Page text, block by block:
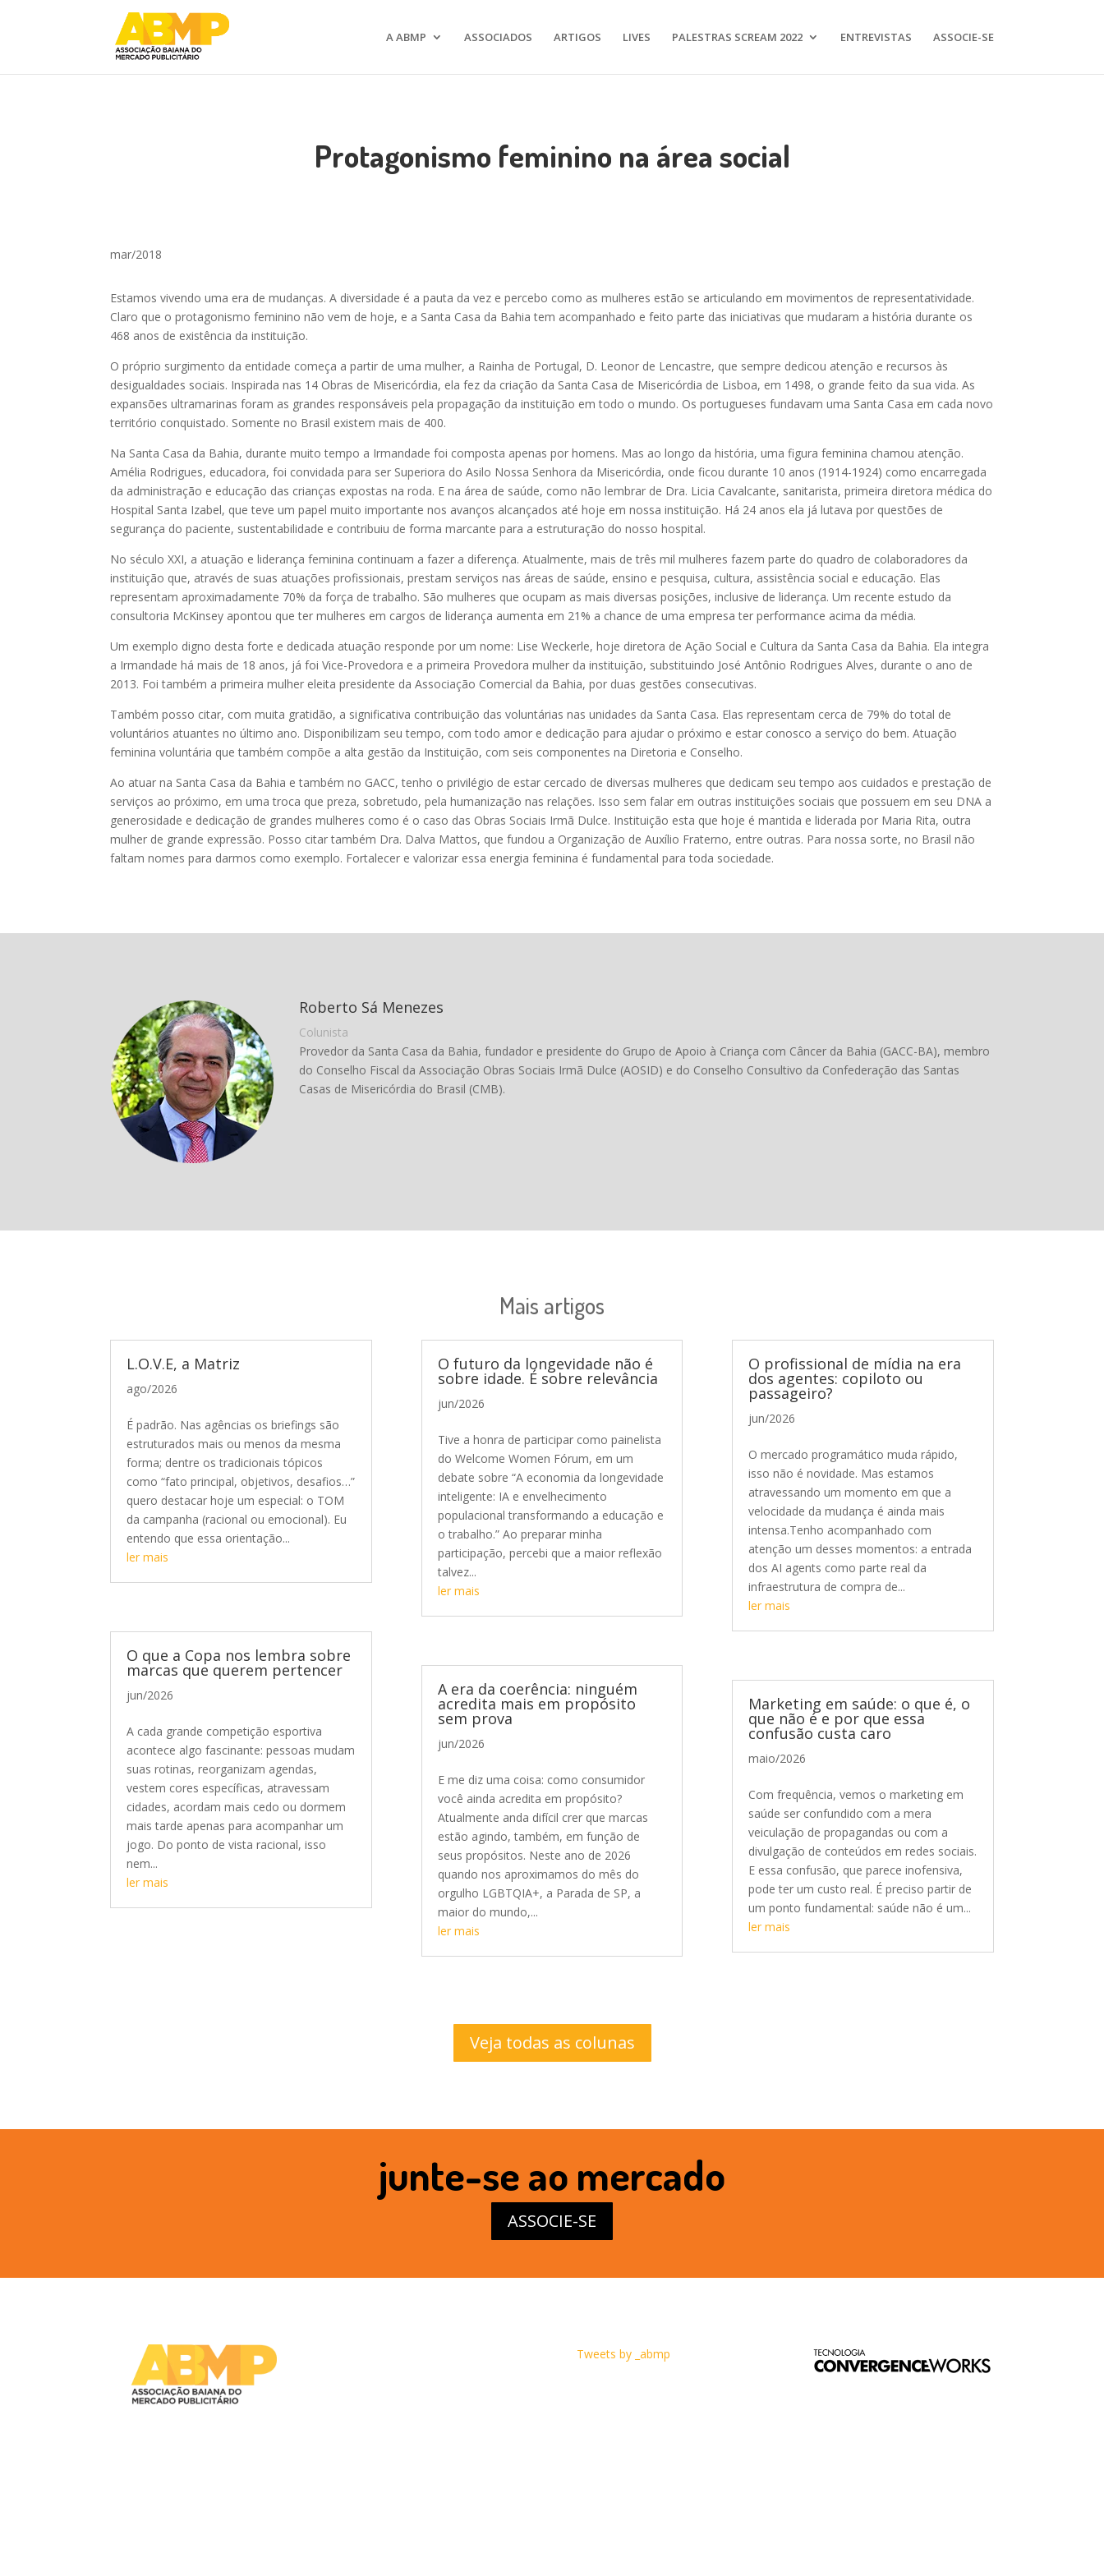
A ABMP ASSOCIADOS ARTIGOS LIVES PALESTRAS SCREAM 2022 ENTREVISTAS ASSOCIE-SE
Protagonismo feminino na área social
mar/2018
Estamos vivendo uma era de mudanças. A diversidade é a pauta da vez e percebo como as mulheres estão se articulando em movimentos de representatividade.
Claro que o protagonismo feminino não vem de hoje, e a Santa Casa da Bahia tem acompanhado e feito parte das iniciativas que mudaram a história durante os
468 anos de existência da instituição.
O próprio surgimento da entidade começa a partir de uma mulher, a Rainha de Portugal, D. Leonor de Lencastre, que sempre dedicou atenção e recursos às
desigualdades sociais. Inspirada nas 14 Obras de Misericórdia, ela fez da criação da Santa Casa de Misericórdia de Lisboa, em 1498, o grande feito da sua vida. As
expansões ultramarinas foram as grandes responsáveis pela propagação da instituição em todo o mundo. Os portugueses fundavam uma Santa Casa em cada novo
território conquistado. Somente no Brasil existem mais de 400.
Na Santa Casa da Bahia, durante muito tempo a Irmandade foi composta apenas por homens. Mas ao longo da história, uma figura feminina chamou atenção.
Amélia Rodrigues, educadora, foi convidada para ser Superiora do Asilo Nossa Senhora da Misericórdia, onde ficou durante 10 anos (1914-1924) como encarregada
da administração e educação das crianças expostas na roda. E na área de saúde, como não lembrar de Dra. Licia Cavalcante, sanitarista, primeira diretora médica do
Hospital Santa Izabel, que teve um papel muito importante nos avanços alcançados até hoje em nossa instituição. Há 24 anos ela já lutava por questões de
segurança do paciente, sustentabilidade e contribuiu de forma marcante para a estruturação do nosso hospital.
No século XXI, a atuação e liderança feminina continuam a fazer a diferença. Atualmente, mais de três mil mulheres fazem parte do quadro de colaboradores da
instituição que, através de suas atuações profissionais, prestam serviços nas áreas de saúde, ensino e pesquisa, cultura, assistência social e educação. Elas
representam aproximadamente 70% da força de trabalho. São mulheres que ocupam as mais diversas posições, inclusive de liderança. Um recente estudo da
consultoria McKinsey apontou que ter mulheres em cargos de liderança aumenta em 21% a chance de uma empresa ter performance acima da média.
Um exemplo digno desta forte e dedicada atuação responde por um nome: Lise Weckerle, hoje diretora de Ação Social e Cultura da Santa Casa da Bahia. Ela integra
a Irmandade há mais de 18 anos, já foi Vice-Provedora e a primeira Provedora mulher da instituição, substituindo José Antônio Rodrigues Alves, durante o ano de
2013. Foi também a primeira mulher eleita presidente da Associação Comercial da Bahia, por duas gestões consecutivas.
Também posso citar, com muita gratidão, a significativa contribuição das voluntárias nas unidades da Santa Casa. Elas representam cerca de 79% do total de
voluntários atuantes no último ano. Disponibilizam seu tempo, com todo amor e dedicação para ajudar o próximo e estar conosco a serviço do bem. Atuação
feminina voluntária que também compõe a alta gestão da Instituição, com seis componentes na Diretoria e Conselho.
Ao atuar na Santa Casa da Bahia e também no GACC, tenho o privilégio de estar cercado de diversas mulheres que dedicam seu tempo aos cuidados e prestação de
serviços ao próximo, em uma troca que preza, sobretudo, pela humanização nas relações. Isso sem falar em outras instituições sociais que possuem em seu DNA a
generosidade e dedicação de grandes mulheres como é o caso das Obras Sociais Irmã Dulce. Instituição esta que hoje é mantida e liderada por Maria Rita, outra
mulher de grande expressão. Posso citar também Dra. Dalva Mattos, que fundou a Organização de Auxílio Fraterno, entre outras. Para nossa sorte, no Brasil não
faltam nomes para darmos como exemplo. Fortalecer e valorizar essa energia feminina é fundamental para toda sociedade.
Roberto Sá Menezes
Colunista
Provedor da Santa Casa da Bahia, fundador e presidente do Grupo de Apoio à Criança com Câncer da Bahia (GACC-BA), membro
do Conselho Fiscal da Associação Obras Sociais Irmã Dulce (AOSID) e do Conselho Consultivo da Confederação das Santas
Casas de Misericórdia do Brasil (CMB).
Mais artigos
L.O.V.E, a Matriz
ago/2026
É padrão. Nas agências os briefings são
estruturados mais ou menos da mesma
forma; dentre os tradicionais tópicos
como “fato principal, objetivos, desafios…”
quero destacar hoje um especial: o TOM
da campanha (racional ou emocional). Eu
entendo que essa orientação...
ler mais
O que a Copa nos lembra sobre
marcas que querem pertencer
jun/2026
A cada grande competição esportiva
acontece algo fascinante: pessoas mudam
suas rotinas, reorganizam agendas,
vestem cores específicas, atravessam
cidades, acordam mais cedo ou dormem
mais tarde apenas para acompanhar um
jogo. Do ponto de vista racional, isso
nem...
ler mais
O futuro da longevidade não é
sobre idade. É sobre relevância
jun/2026
Tive a honra de participar como painelista
do Welcome Women Fórum, em um
debate sobre “A economia da longevidade
inteligente: IA e envelhecimento
populacional transformando a educação e
o trabalho.” Ao preparar minha
participação, percebi que a maior reflexão
talvez...
ler mais
A era da coerência: ninguém
acredita mais em propósito
sem prova
jun/2026
E me diz uma coisa: como consumidor
você ainda acredita em propósito?
Atualmente anda difícil crer que marcas
estão agindo, também, em função de
seus propósitos. Neste ano de 2026
quando nos aproximamos do mês do
orgulho LGBTQIA+, a Parada de SP, a
maior do mundo,...
ler mais
O profissional de mídia na era
dos agentes: copiloto ou
passageiro?
jun/2026
O mercado programático muda rápido,
isso não é novidade. Mas estamos
atravessando um momento em que a
velocidade da mudança é ainda mais
intensa.Tenho acompanhado com
atenção um desses momentos: a entrada
dos AI agents como parte real da
infraestrutura de compra de...
ler mais
Marketing em saúde: o que é, o
que não é e por que essa
confusão custa caro
maio/2026
Com frequência, vemos o marketing em
saúde ser confundido com a mera
veiculação de propagandas ou com a
divulgação de conteúdos em redes sociais.
E essa confusão, que parece inofensiva,
pode ter um custo real. É preciso partir de
um ponto fundamental: saúde não é um...
ler mais
Veja todas as colunas
junte-se ao mercado
ASSOCIE-SE
Tweets by _abmp